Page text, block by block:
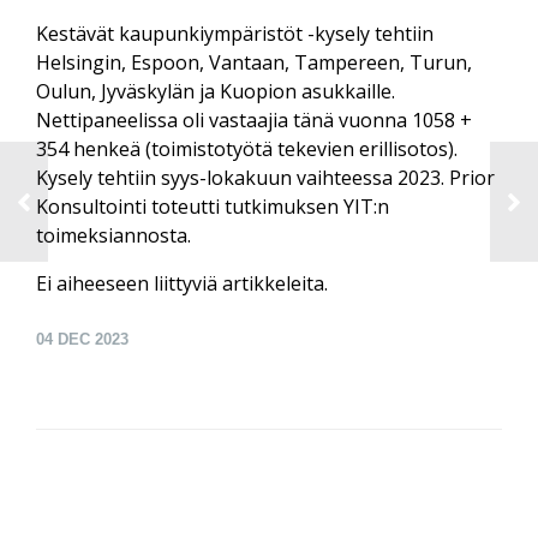
Kestävät kaupunkiympäristöt -kysely tehtiin
Helsingin, Espoon, Vantaan, Tampereen, Turun,
Oulun, Jyväskylän ja Kuopion asukkaille.
Nettipaneelissa oli vastaajia tänä vuonna 1058 +
354 henkeä (toimistotyötä tekevien erillisotos).
Kysely tehtiin syys-lokakuun vaihteessa 2023. Prior
Konsultointi toteutti tutkimuksen YIT:n
toimeksiannosta.
Ei aiheeseen liittyviä artikkeleita.
04 DEC 2023